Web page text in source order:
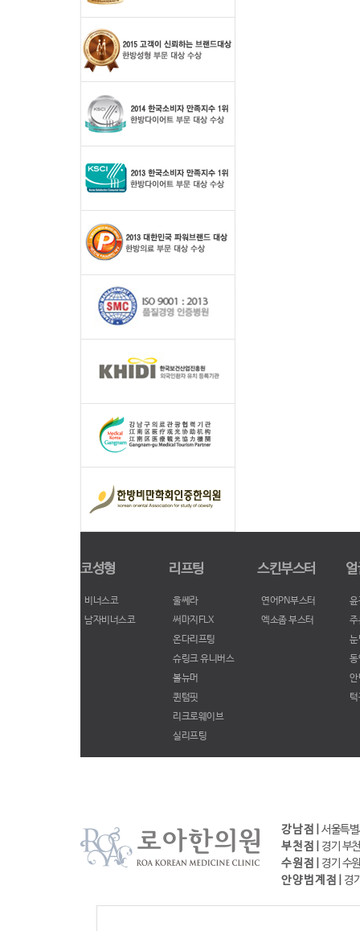
코성형
비너스코
남자비너스코
리프팅
울쎄라
써마지FLX
온다리프팅
슈링크 유니버스
볼뉴머
퀸텀핏
리크로웨이브
실리프팅
스킨부스터
연어PN부스터
엑소좀 부스터
윤
주
눈
동
안
강 남 점 |
서울특
부 천 점 |
경기 부
수 원 점 |
경기 수
안 양 범 계 점 |
경